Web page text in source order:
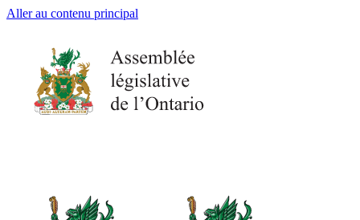
Aller au contenu principal